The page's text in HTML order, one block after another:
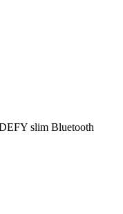
slim Bluetooth